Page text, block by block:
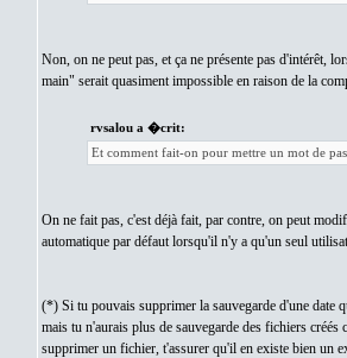
Non, on ne peut pas, et ça ne présente pas d'intérêt,
main" serait quasiment impossible en raison de la
rvsalou a �crit:
Et comment fait-on pour mettre un mot de
On ne fait pas, c'est déjà fait, par contre, on peut
automatique par défaut lorsqu'il n'y a qu'un seul
(*) Si tu pouvais supprimer la sauvegarde d'une date
mais tu n'aurais plus de sauvegarde des fichiers
supprimer un fichier, t'assurer qu'il en existe bien un